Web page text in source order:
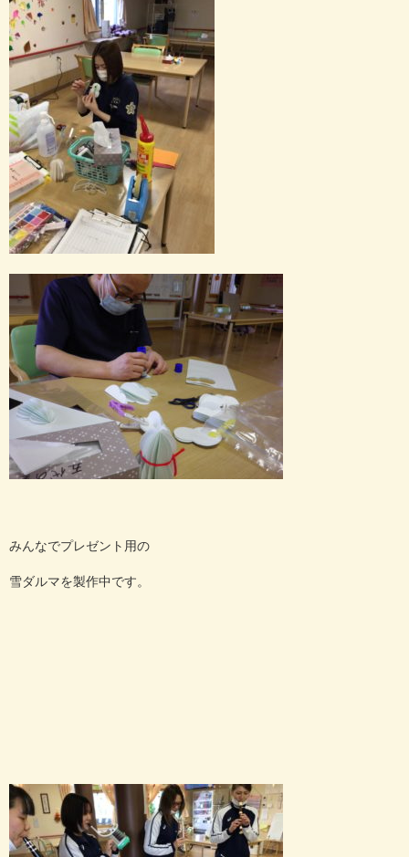
みんなでプレゼント用の
雪ダルマを製作中です。